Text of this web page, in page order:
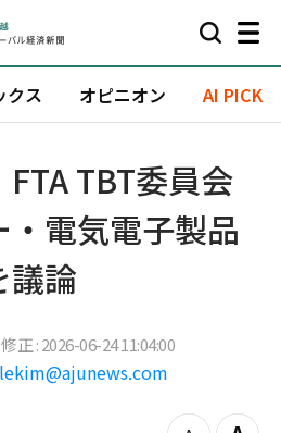
クス オピニオン AI PICK
TBT委員会
電気電子製品
議論
修正 : 2026-06-24 11:04:00